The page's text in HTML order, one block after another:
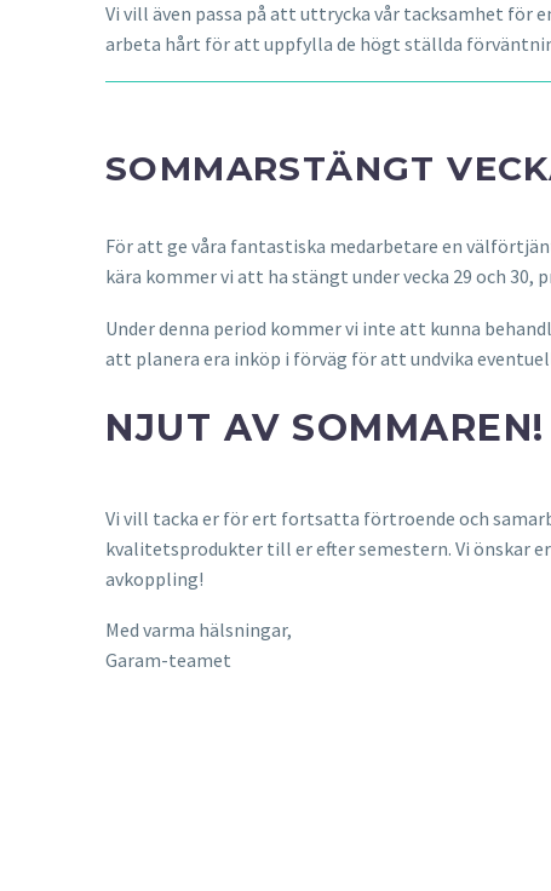
Vi vill även passa på att uttrycka vår tacksamhet för
arbeta hårt för att uppfylla de högt ställda
SOMMARSTÄNGT
För att ge våra fantastiska medarbetare en
kära kommer vi att ha stängt under vecka 29 och 30,
Under denna period kommer vi inte att kunna
att planera era inköp i förväg för att undvika
NJUT AV SOMMAREN!
Vi vill tacka er för ert fortsatta förtroende och
kvalitetsprodukter till er efter semestern. Vi önskar
avkoppling!
Med varma hälsningar,
Garam-teamet